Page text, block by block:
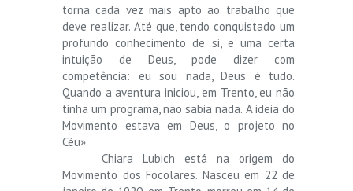
torna cada vez mais apto ao trabalho que
deve realizar. Até que, tendo conquistado um
profundo conhecimento de si, e uma certa
intuição de Deus, pode dizer com
competência: eu sou nada, Deus é tudo.
Quando a aventura iniciou, em Trento, eu não
tinha um programa, não sabia nada. A ideia do
Movimento estava em Deus, o projeto no
Céu».
Chiara Lubich está na origem do
Movimento dos Focolares. Nasceu em 22 de